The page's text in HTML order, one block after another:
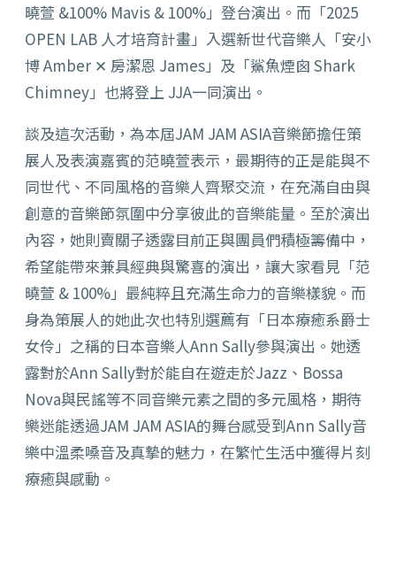
曉萱 &100% Mavis & 100%」登台演出。而「2025
OPEN LAB 人才培育計畫」入選新世代音樂人「安小
博 Amber ✕ 房潔恩 James」及「鯊魚煙囪 Shark
Chimney」也將登上 JJA一同演出。
談及這次活動，為本屆JAM JAM ASIA音樂節擔任策
展人及表演嘉賓的范曉萱表示，最期待的正是能與不
同世代、不同風格的音樂人齊聚交流，在充滿自由與
創意的音樂節氛圍中分享彼此的音樂能量。至於演出
內容，她則賣關子透露目前正與團員們積極籌備中，
希望能帶來兼具經典與驚喜的演出，讓大家看見「范
曉萱 & 100%」最純粹且充滿生命力的音樂樣貌。而
身為策展人的她此次也特別選薦有「日本療癒系爵士
女伶」之稱的日本音樂人Ann Sally參與演出。她透
露對於Ann Sally對於能自在遊走於Jazz、Bossa
Nova與民謠等不同音樂元素之間的多元風格，期待
樂迷能透過JAM JAM ASIA的舞台感受到Ann Sally音
樂中溫柔嗓音及真摯的魅力，在繁忙生活中獲得片刻
療癒與感動。